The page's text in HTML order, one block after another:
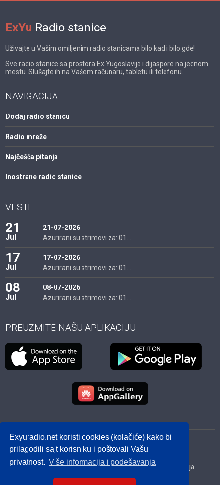
Exyuradio.net koristi cookies (kolačiće) kako bi
prilagodili sajt korisniku i poštovali Vašu
privatnost. Više informacija i podešavanja
ExYu Radio stanice
Uživajte u Vašim omiljenim radio stanicama bilo kad i bilo gde!
Sve radio stanice sa prostora Ex Yugoslavije i dijaspore na jednom
mestu. Slušajte ih na Vašem računaru, tabletu ili telefonu.
NAVIGACIJA
Dodaj radio stanicu
Radio mreže
Najčešća pitanja
Inostrane radio stanice
VESTI
21
Jul
21-07-2026
Azurirani su strimovi za: 01....
17
Jul
17-07-2026
Azurirani su strimovi za: 01....
08
Jul
08-07-2026
Azurirani su strimovi za: 01....
PREUZMITE NAŠU APLIKACIJU
© 2012 - 2026! exyuradio.net -Politika privatnosti -
created by IMS.RS
Srbija
Hrvatska BiH Crna Gora Makedonija
Slovenija